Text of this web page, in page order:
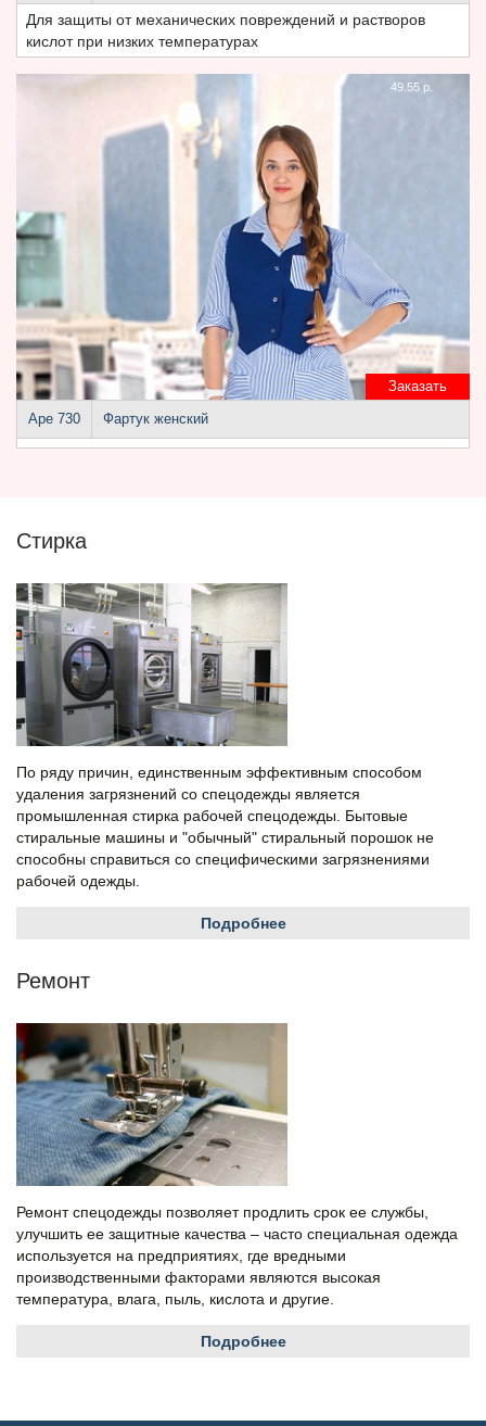
Для защиты от механических повреждений и растворов
кислот при низких температурах
Заказать
49.55 р.
Аре 730 Фартук женский
Стирка
По ряду причин, единственным эффективным способом
удаления загрязнений со спецодежды является
промышленная стирка рабочей спецодежды. Бытовые
стиральные машины и "обычный" стиральный порошок не
способны справиться со специфическими загрязнениями
рабочей одежды.
Подробнее
Ремонт
Ремонт спецодежды позволяет продлить срок ее службы,
улучшить ее защитные качества – часто специальная одежда
используется на предприятиях, где вредными
производственными факторами являются высокая
температура, влага, пыль, кислота и другие.
Подробнее